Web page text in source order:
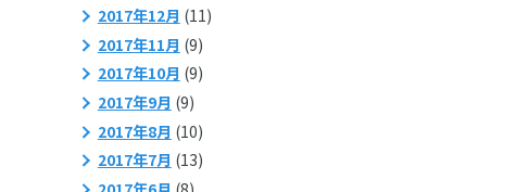
2017年12月 (11)
2017年11月 (9)
2017年10月 (9)
2017年9月 (9)
2017年8月 (10)
2017年7月 (13)